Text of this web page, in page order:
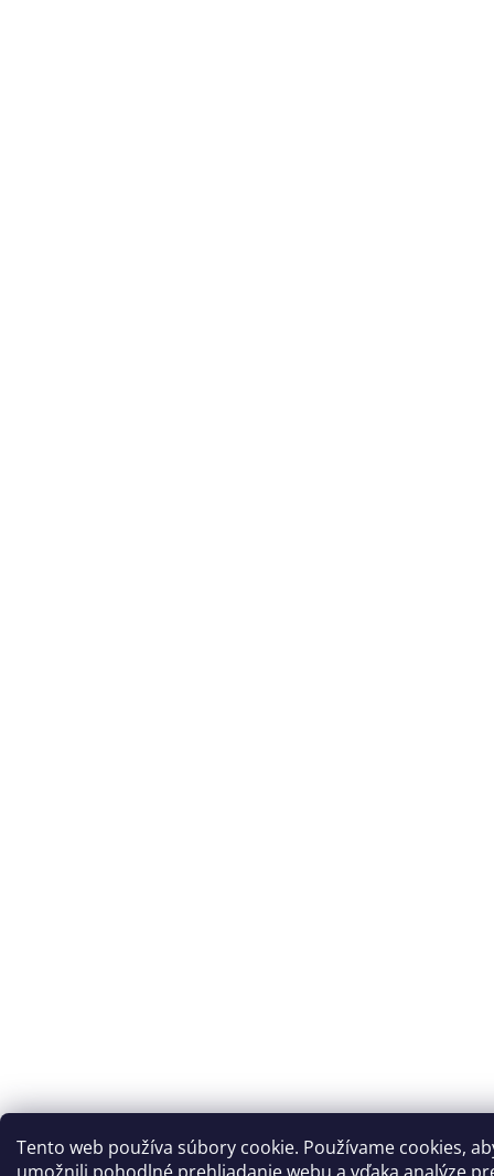
Tento web používa súbory cookie. Používame cookies,